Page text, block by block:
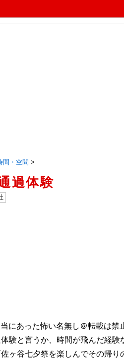
間・空間 >
過体験
にあった怖い名無し＠転載は
験と言うか、時間が飛んだ経験
ヶ谷七夕祭を楽しんでその帰り